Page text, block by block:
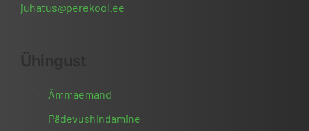
juhatus@perekool.ee
Ämmaemand
Pädevushindamine